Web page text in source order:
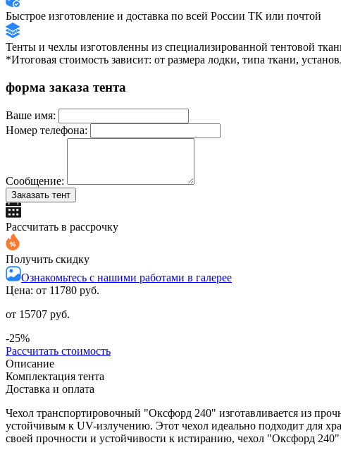
Быстрое изготовление и доставка по всей России ТК или почтой
Тенты и чехлы изготовленны из специализированной тентовой
*Итоговая стоимость зависит: от размера лодки, типа ткани,
форма заказа тента
Ваше имя:
Номер телефона:
Сообщение:
Заказать тент
Рассчитать в рассрочку
Получить скидку
Ознакомьтесь с нашими работами в галерее
Цена: от 11780 руб.
от 15707 руб.
-25%
Рассчитать стоимость
Описание
Комплектация тента
Доставка и оплата
Чехол транспортировочный "Оксфорд 240" изготавливается из
устойчивым к UV-излучению. Этот чехол идеально подходит для
своей прочности и устойчивости к истиранию, чехол "Оксфорд